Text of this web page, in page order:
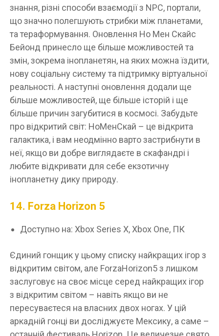
знання, різні способи взаємодії з NPC, портали,
що значно полегшують стрибки між планетами,
та тераформування. Оновлення Но Мен Скайс
Бейонд принесло ще більше можливостей та
змін, зокрема інопланетян, на яких можна їздити,
нову соціальну систему та підтримку віртуальної
реальності. А наступні оновлення додали ще
більше можливостей, ще більше історій і ще
більше причин загубитися в космосі. Забудьте
про відкритий світ: НоМенСкай – це відкрита
галактика, і вам неодмінно варто застрибнути в
неї, якщо ви добре виглядаєте в скафандрі і
любите відкривати для себе екзотичну
інопланетну дику природу.
14. Forza Horizon 5
Доступно на: Xbox Series X, Xbox One, ПК
Єдиний гонщик у цьому списку найкращих ігор з
відкритим світом, але ForzaHorizon5 з лишком
заслуговує на своє місце серед найкращих ігор
з відкритим світом – навіть якщо ви не
пересуваєтеся на власних двох ногах. У цій
аркадній гонці ви досліджуєте Мексику, а саме –